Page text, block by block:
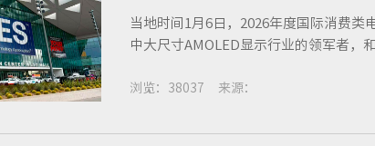
当地时间1月6日，2026年度国际消费类
中大尺寸AMOLED显示行业的领军者，
浏览：38037 来源：